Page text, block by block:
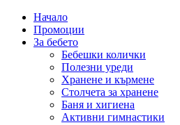
Начало
Промоции
За бебето
Бебешки колички
Полезни уреди
Хранене и кърмене
Столчета за хранене
Баня и хигиена
Активни гимнастики